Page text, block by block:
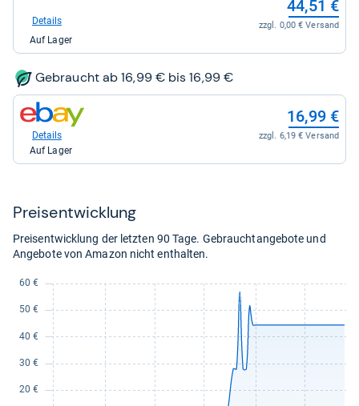
eBay
44,51
44,51 €
zzgl. 0,00 € Versand
Details
Auf Lager
Gebraucht ab 16,99 € bis 16,99 €
zum
Shop:
eBay
16,99 €
zzgl. 6,19 € Versand
Details
Auf Lager
Preis­ent­wick­lung
Preisentwicklung der letzten 90 Tage. Gebrauchtangebote und
Angebote von Amazon nicht enthalten.